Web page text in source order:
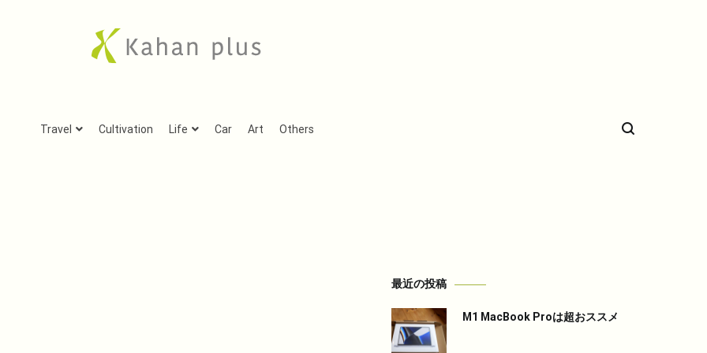
Travel
Cultivation Life Car Art Others
最近の投稿
M1 MacBook Proは超おススメ